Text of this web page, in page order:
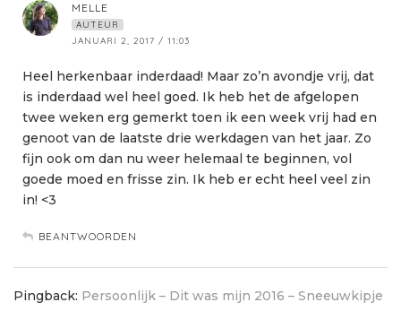
MELLE
AUTEUR
JANUARI 2, 2017 / 11:03
Heel herkenbaar inderdaad! Maar zo’n avondje vrij, dat
is inderdaad wel heel goed. Ik heb het de afgelopen
twee weken erg gemerkt toen ik een week vrij had en
genoot van de laatste drie werkdagen van het jaar. Zo
fijn ook om dan nu weer helemaal te beginnen, vol
goede moed en frisse zin. Ik heb er echt heel veel zin
in! <3
BEANTWOORDEN
Pingback: Persoonlijk – Dit was mijn 2016 – Sneeuwkipje